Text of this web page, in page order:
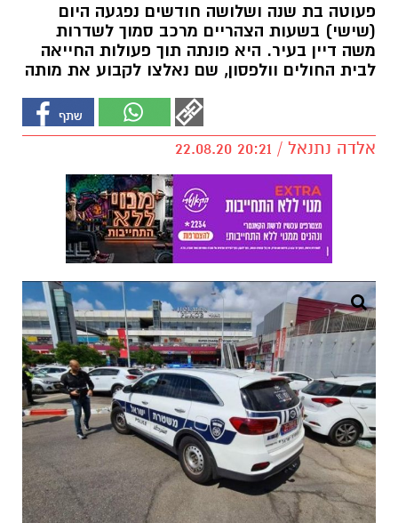
פעוטה בת שנה ושלושה חודשים נפגעה היום
(שישי) בשעות הצהריים מרכב סמוך לשדרות
משה דיין בעיר. היא פונתה תוך פעולות החייאה
לבית החולים וולפסון, שם נאלצו לקבוע את מותה
אלדה נתנאל / 20:21 22.08.20